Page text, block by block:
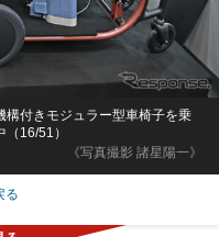
《写真撮影 諸星陽一》
構付きモジュラー型車椅子を乗
16/51）
る